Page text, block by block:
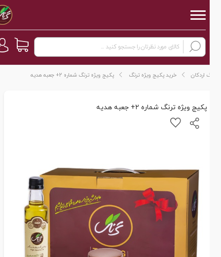
اردکان خرید پکیج ویژه ترنگ پکیج ویژه ترنگ شماره ۲+ جعبه هدیه
پکیج ویژه ترنگ شماره ۲+ جعبه هدیه